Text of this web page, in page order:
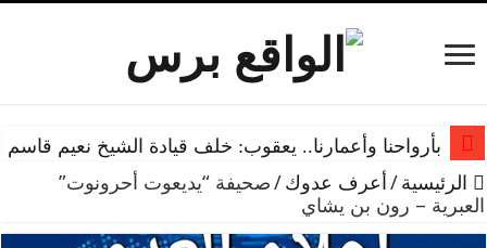
بأرواحنا وأعمارنا.. يعقوب: خلف قيادة الشيخ نعيم
الرئيسية /أعرف عدوك /صحيفة “يديعوت أحرونوت”
العبرية – رون بن يشاي